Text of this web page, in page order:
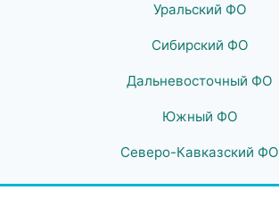
Уральский ФО
Сибирский ФО
Дальневосточный ФО
Южный ФО
Северо-Кавказский ФО